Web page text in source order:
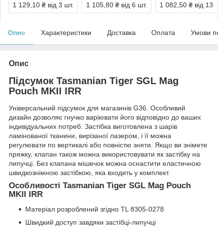
1 129,10 ₴ від 3 шт. 1 105,80 ₴ від 6 шт. 1 082,50 ₴ від 13
Опис Характеристики Доставка Оплата Умови
Опис
Підсумок Tasmanian Tiger SGL Mag
Pouch MKII IRR
Універсальний підсумок для магазинів G36. Особливий
дизайн дозволяє гнучко варіювати його відповідно до ваших
індивідуальних потреб. Застібка виготовлена з шарів
ламінованої тканини, вирізаної лазером, і її можна
регулювати по вертикалі або повністю зняти. Якщо ви знімете
пряжку, клапан також можна використовувати як застібку на
липучці. Без клапана мішечок можна оснастити еластичною
швидкознімною застібкою, яка входить у комплект.
Особливості Tasmanian Tiger SGL Mag Pouch
MKII IRR
Матеріал розроблений згідно TL 8305-0278
Швидкий доступ завдяки застібці-липучці